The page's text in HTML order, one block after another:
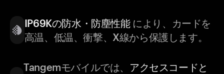
IP69Kの防水・防塵性能により、カードを
高温、低温、衝撃、X線から保護します。
Tangemモバイルでは、 アクセスコードと